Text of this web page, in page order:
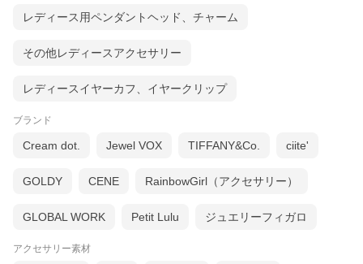
レディース用ペンダントヘッド、チャーム
その他レディースアクセサリー
レディースイヤーカフ、イヤークリップ
ブランド
Cream dot. Jewel VOX TIFFANY&Co. ciite'
GOLDY CENE RainbowGirl（アクセサリー）
GLOBAL WORK Petit Lulu ジュエリーフィガロ
アクセサリー素材